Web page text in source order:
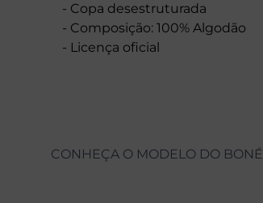
- Copa desestruturada
- Composição: 100% Algodão
- Licença oficial
CONHEÇA O MODELO DO BONÉ